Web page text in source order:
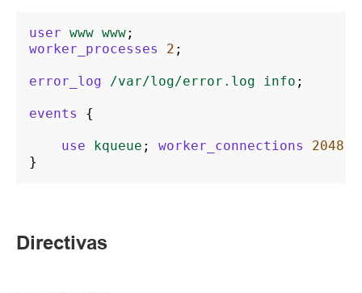
user www www;
worker_processes
2 ;
error_log /var/log/error.log info ;
events {
use kqueue ; worker_connections 2048
}
Directivas